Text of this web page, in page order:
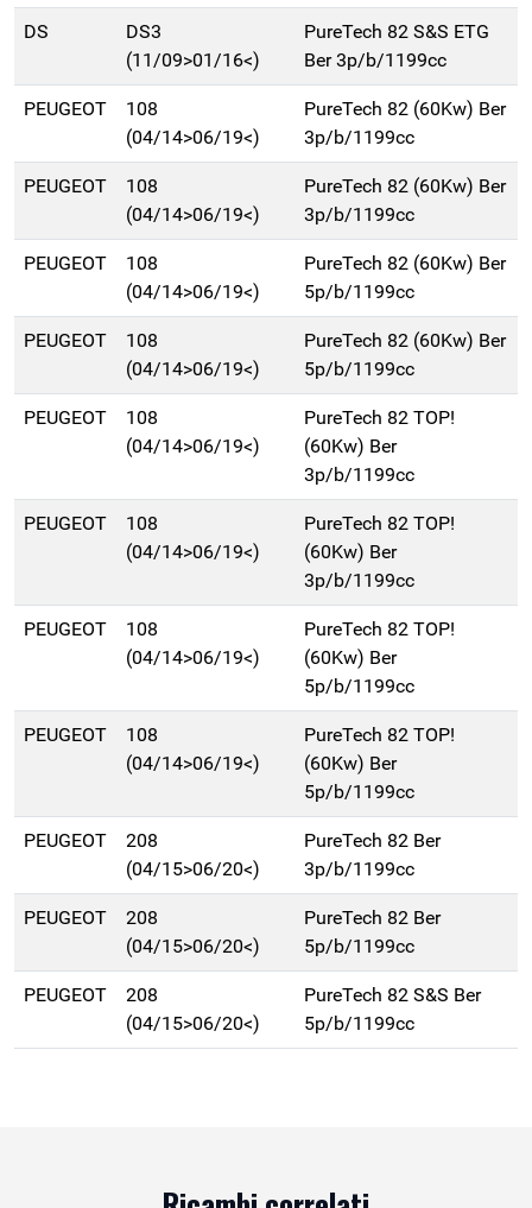
DS
DS3
(11/09>01/16<)
PureTech 82 S&S ETG
Ber 3p/b/1199cc
PEUGEOT
108
(04/14>06/19<)
PureTech 82 (60Kw) Ber
3p/b/1199cc
PEUGEOT
108
(04/14>06/19<)
PureTech 82 (60Kw) Ber
3p/b/1199cc
PEUGEOT
108
(04/14>06/19<)
PureTech 82 (60Kw) Ber
5p/b/1199cc
PEUGEOT
108
(04/14>06/19<)
PureTech 82 (60Kw) Ber
5p/b/1199cc
PEUGEOT
108
(04/14>06/19<)
PureTech 82 TOP!
(60Kw) Ber
3p/b/1199cc
PEUGEOT
108
(04/14>06/19<)
PureTech 82 TOP!
(60Kw) Ber
3p/b/1199cc
PEUGEOT
108
(04/14>06/19<)
PureTech 82 TOP!
(60Kw) Ber
5p/b/1199cc
PEUGEOT
108
(04/14>06/19<)
PureTech 82 TOP!
(60Kw) Ber
5p/b/1199cc
PEUGEOT
208
(04/15>06/20<)
PureTech 82 Ber
3p/b/1199cc
PEUGEOT
208
(04/15>06/20<)
PureTech 82 Ber
5p/b/1199cc
PEUGEOT
208
(04/15>06/20<)
PureTech 82 S&S Ber
5p/b/1199cc